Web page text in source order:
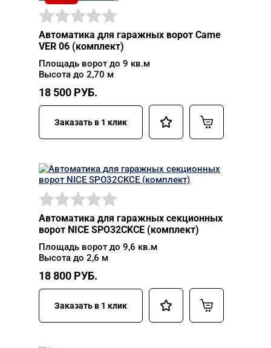
Автоматика для гаражных ворот Came
VER 06 (комплект)
Площадь ворот до 9 кв.м
Высота до 2,70 м
18 500 РУБ.
Заказать в 1 клик
Автоматика для гаражных секционных
ворот NICE SPO32CKCE (комплект)
Площадь ворот до 9,6 кв.м
Высота до 2,6 м
18 800 РУБ.
Заказать в 1 клик